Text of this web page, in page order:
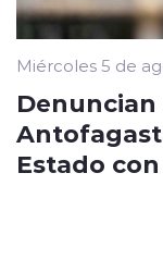
Miércoles 5 de
Estado